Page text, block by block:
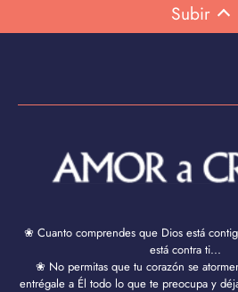
Subir
❀ Cuanto comprendes que Dios está
está contra ti...
❀ No permitas que tu corazón se
entrégale a Él todo lo que te preocupa y